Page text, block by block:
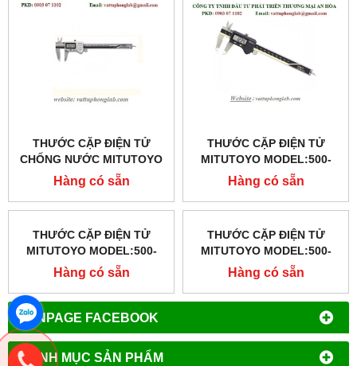
THƯỚC CẶP ĐIỆN TỬ
CHỐNG NƯỚC MITUTOYO
MODEL:500-712-10
Hàng có sẵn
THƯỚC CẶP ĐIỆN TỬ
MITUTOYO MODEL:500-
151-30
Hàng có sẵn
THƯỚC CẶP ĐIỆN TỬ
MITUTOYO MODEL:500-
182-20
Hàng có sẵn